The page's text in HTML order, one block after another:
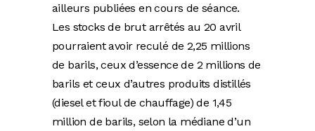
ailleurs publiées en cours de séance.
Les stocks de brut arrêtés au 20 avril
pourraient avoir reculé de 2,25 millions
de barils, ceux d’essence de 2 millions de
barils et ceux d’autres produits distillés
(diesel et fioul de chauffage) de 1,45
million de barils, selon la médiane d’un